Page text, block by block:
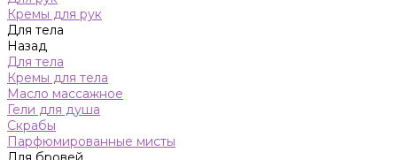
Кремы для рук
Для тела
Назад
Для тела
Кремы для тела
Масло массажное
Гели для душа
Скрабы
Парфюмированные мисты